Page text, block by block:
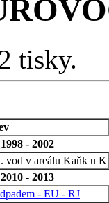
tisky.
- 2002
vod v areálu Kaňk u K
- 2013
- EU - RJ